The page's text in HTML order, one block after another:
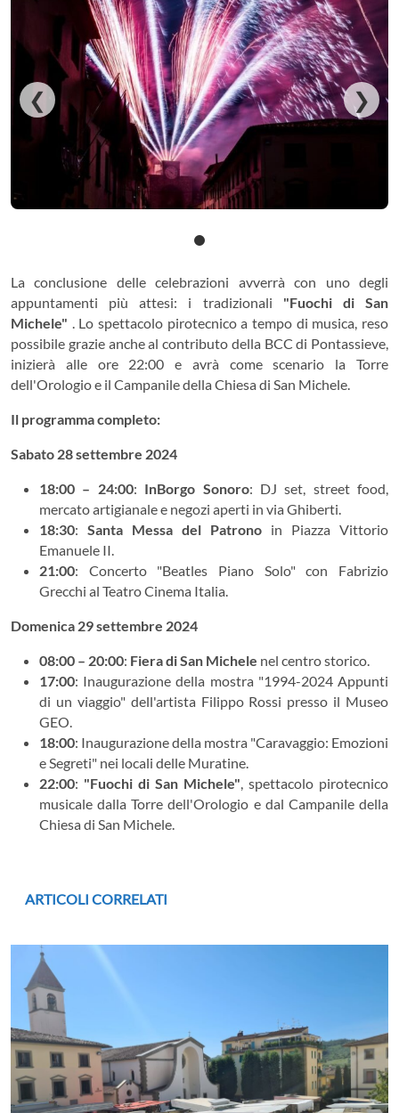
❮ ❯
La conclusione delle celebrazioni avverrà con uno degli
appuntamenti più attesi: i tradizionali "Fuochi di San
Michele" . Lo spettacolo pirotecnico a tempo di musica, reso
possibile grazie anche al contributo della BCC di Pontassieve,
inizierà alle ore 22:00 e avrà come scenario la Torre
dell'Orologio e il Campanile della Chiesa di San Michele.
Il programma completo:
Sabato 28 settembre 2024
18:00 – 24:00: InBorgo Sonoro: DJ set, street food,
mercato artigianale e negozi aperti in via Ghiberti.
18:30: Santa Messa del Patrono in Piazza Vittorio
Emanuele II.
21:00: Concerto "Beatles Piano Solo" con Fabrizio
Grecchi al Teatro Cinema Italia.
Domenica 29 settembre 2024
08:00 – 20:00: Fiera di San Michele nel centro storico.
17:00: Inaugurazione della mostra "1994-2024 Appunti
di un viaggio" dell'artista Filippo Rossi presso il Museo
GEO.
18:00: Inaugurazione della mostra "Caravaggio: Emozioni
e Segreti" nei locali delle Muratine.
22:00: "Fuochi di San Michele", spettacolo pirotecnico
musicale dalla Torre dell'Orologio e dal Campanile della
Chiesa di San Michele.
ARTICOLI CORRELATI